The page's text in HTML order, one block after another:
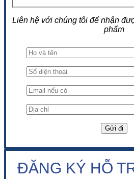
Liên hệ với chúng tôi để nhận
phẩm
ĐĂNG KÝ HỖ